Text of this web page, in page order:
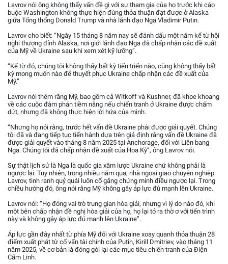
Lavrov nói ông không thấy vấn đề gì với sự tham gia của họ trước khi cáo
buộc Washington không thực hiện đúng thỏa thuận đạt được ở Alaska
giữa Tổng thống Donald Trump và nhà lãnh đạo Nga Vladimir Putin.
Lavrov cho biết: “Ngày 15 tháng 8 năm nay sẽ đánh dấu một năm kể từ hội
nghị thượng đỉnh Alaska, nơi giới lãnh đạo Nga đã chấp nhận các đề xuất
của Mỹ về Ukraine sau khi xem xét kỹ lưỡng”.
“Kể từ đó, chúng tôi không thấy bất kỳ tiến triển nào, cũng không thấy bất
kỳ mong muốn nào để thuyết phục Ukraine chấp nhận các đề xuất của
Mỹ.”
Lavrov nói thêm rằng Mỹ, bao gồm cả Witkoff và Kushner, đã khoe khoang
về các cuộc đàm phán tiềm năng nếu chiến tranh ở Ukraine được chấm
dứt, nhưng đã không thực hiện lời hứa của mình.
“Nhưng họ nói rằng, trước hết vấn đề Ukraine phải được giải quyết. Chúng
tôi đã và đang tiếp tục tiến hành dựa trên giả định rằng vấn đề Ukraine đã
được giải quyết vào tháng 8 năm 2025 tại Anchorage, đối với Liên bang
Nga. Chúng tôi đã chấp nhận đề xuất của Hoa Kỳ”, ông Lavrov nói.
Sự thật lịch sử là Nga là quốc gia xâm lược Ukraine chứ không phải là
ngược lại. Tuy nhiên, trong nhiều năm qua, nhà ngoại giao chuyên nghiệp
Lavrov, tinh ranh quỷ quái luôn cố gắng chứng minh điều ngược lại. Trong
chiều hướng đó, ông nói rằng Mỹ không gây áp lực đủ mạnh lên Ukraine.
Lavrov nói: “Họ đóng vai trò trung gian hòa giải, nhưng vì lý do nào đó, khi
một bên chấp nhận đề nghị hòa giải của họ, họ lại tỏ ra thờ ơ với tiến trình
này và không gây áp lực đủ mạnh lên Ukraine”.
Áp lực gần đây nhất từ phía Mỹ đối với Ukraine xoay quanh thỏa thuận 28
điểm xuất phát từ cố vấn tài chính của Putin, Kirill Dmitriev, vào tháng 11
năm 2025, về cơ bản là đóng gói lại các mục tiêu chiến tranh của Điện
Cẩm Linh.